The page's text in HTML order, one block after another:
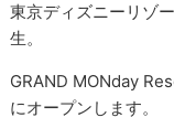
東京ディズニーリゾ
生。
GRAND MONday
にオープンします。